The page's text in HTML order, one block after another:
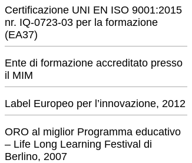
Certificazione UNI EN ISO 9001:2015
nr. IQ-0723-03 per la formazione
(EA37)
Ente di formazione accreditato presso
il MIM
Label Europeo per l’innovazione, 2012
ORO al miglior Programma educativo
– Life Long Learning Festival di
Berlino, 2007